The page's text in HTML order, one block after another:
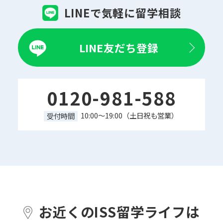
LINEで気軽に留学相談
LINE友だち登録
0120-981-588
受付時間 10:00～19:00（土日祝も営業）
お近くのISS留学ライフは